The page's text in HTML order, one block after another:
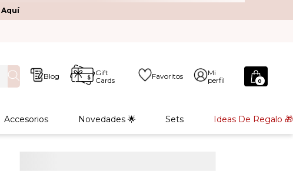
Blog
Gift
Cards
Favoritos
Mi
perfil
0
Accesorios Novedades 🌟 Sets Ideas De Regalo 🎁